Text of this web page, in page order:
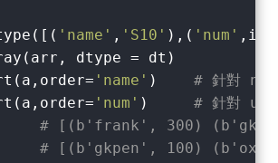
'name' , 'S10' ),( 'num'
dtype = dt)
'name' ) # 針對
'num' ) # 針對 um
# [(b'frank', 300)
# [(b'gkpen', 100)